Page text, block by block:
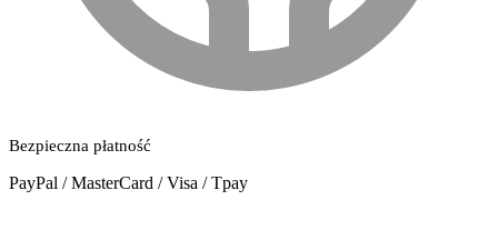
Bezpieczna płatność
PayPal / MasterCard / Visa / Tpay